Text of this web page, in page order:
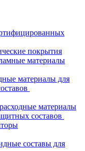
покрытия
материалы
материалы для
материалы
составов
составы для